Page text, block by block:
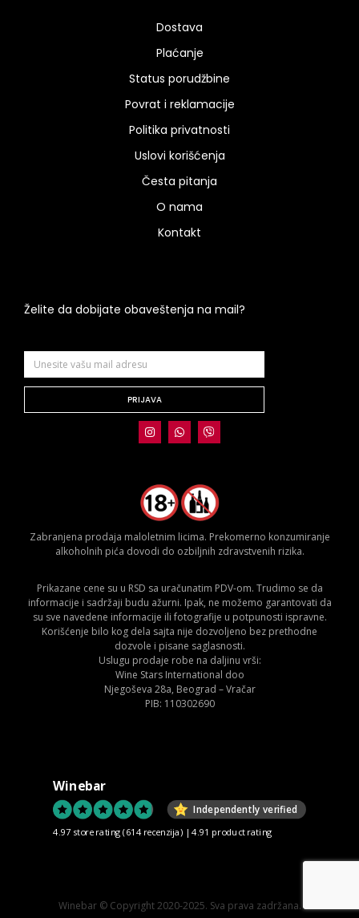
Dostava
Plaćanje
Status porudžbine
Povrat i reklamacije
Politika privatnosti
Uslovi korišćenja
Česta pitanja
O nama
Kontakt
Želite da dobijate obaveštenja na mail?
PRIJAVA
Zabranjena prodaja maloletnim licima. Prekomerno konzumiranje
alkoholnih pića dovodi do ozbiljnih zdravstvenih rizika.
Prikazane cene su u RSD sa uračunatim PDV-om. Trudimo se da
informacije i sadržaji budu ažurni. Ipak, ne možemo garantovati da
su sve navedene informacije ili fotografije u potpunosti ispravne.
Korišćenje bilo kog dela sajta nije dozvoljeno bez prethodne
dozvole i pisane saglasnosti.
Uslugu prodaje robe na daljinu vrši:
Wine Stars International doo
Njegoševa 28a, Beograd – Vračar
PIB: 110302690
Winebar
Independently verified
4.97 store rating (614 recenzija) |4.91 product rating
Winebar © Copyright 2020-2025. Sva prava zadržana.